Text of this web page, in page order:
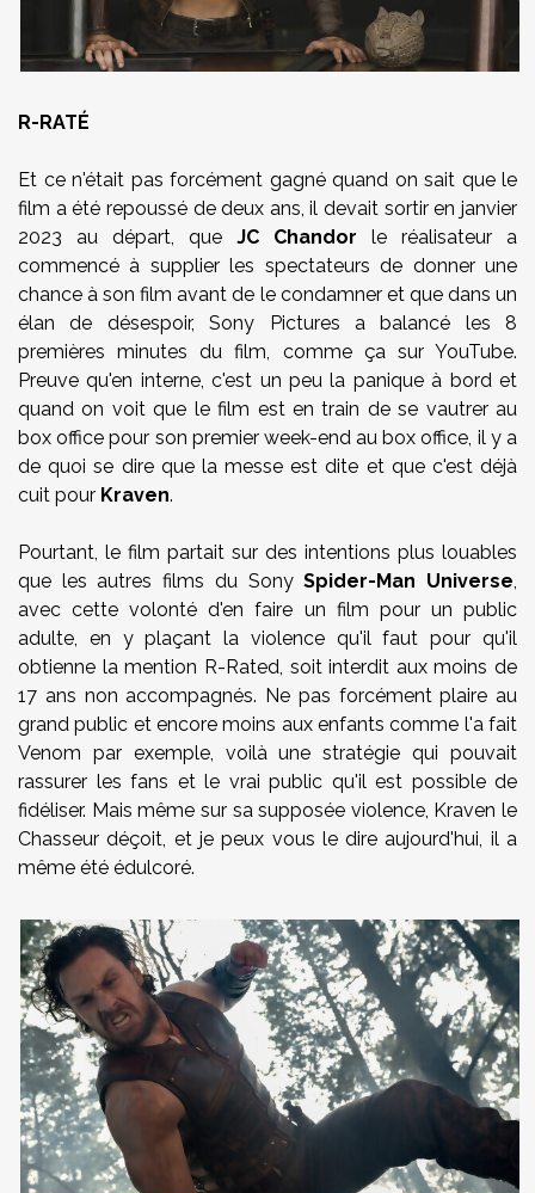
R-RATÉ
Et ce n'était pas forcément gagné quand on sait que le
film a été repoussé de deux ans, il devait sortir en janvier
2023 au départ, que JC Chandor le réalisateur a
commencé à supplier les spectateurs de donner une
chance à son film avant de le condamner et que dans un
élan de désespoir, Sony Pictures a balancé les 8
premières minutes du film, comme ça sur YouTube.
Preuve qu'en interne, c'est un peu la panique à bord et
quand on voit que le film est en train de se vautrer au
box office pour son premier week-end au box office, il y a
de quoi se dire que la messe est dite et que c'est déjà
cuit pour Kraven.
Pourtant, le film partait sur des intentions plus louables
que les autres films du SonySpider-Man Universe,
avec cette volonté d'en faire un film pour un public
adulte, en y plaçant la violence qu'il faut pour qu'il
obtienne la mention R-Rated, soit interdit aux moins de
17 ans non accompagnés. Ne pas forcément plaire au
grand public et encore moins aux enfants comme l'a fait
Venom par exemple, voilà une stratégie qui pouvait
rassurer les fans et le vrai public qu'il est possible de
fidéliser. Mais même sur sa supposée violence, Kraven le
Chasseur déçoit, et je peux vous le dire aujourd'hui, il a
même été édulcoré.